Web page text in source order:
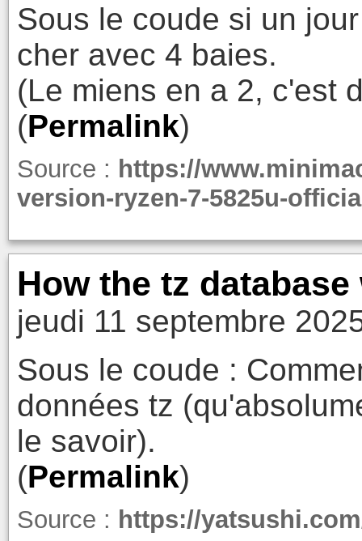
Sous le coude si un
cher avec 4 baies.
(Le miens en a 2, c'est
(Permalink)
Source : https://
version-ryzen-7-5825u-
How the tz
jeudi 11 septembre
Sous le coude :
données tz
le savoir).
(Permalink)
Source : https://